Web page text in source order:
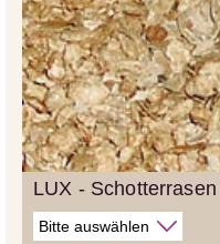
LUX -